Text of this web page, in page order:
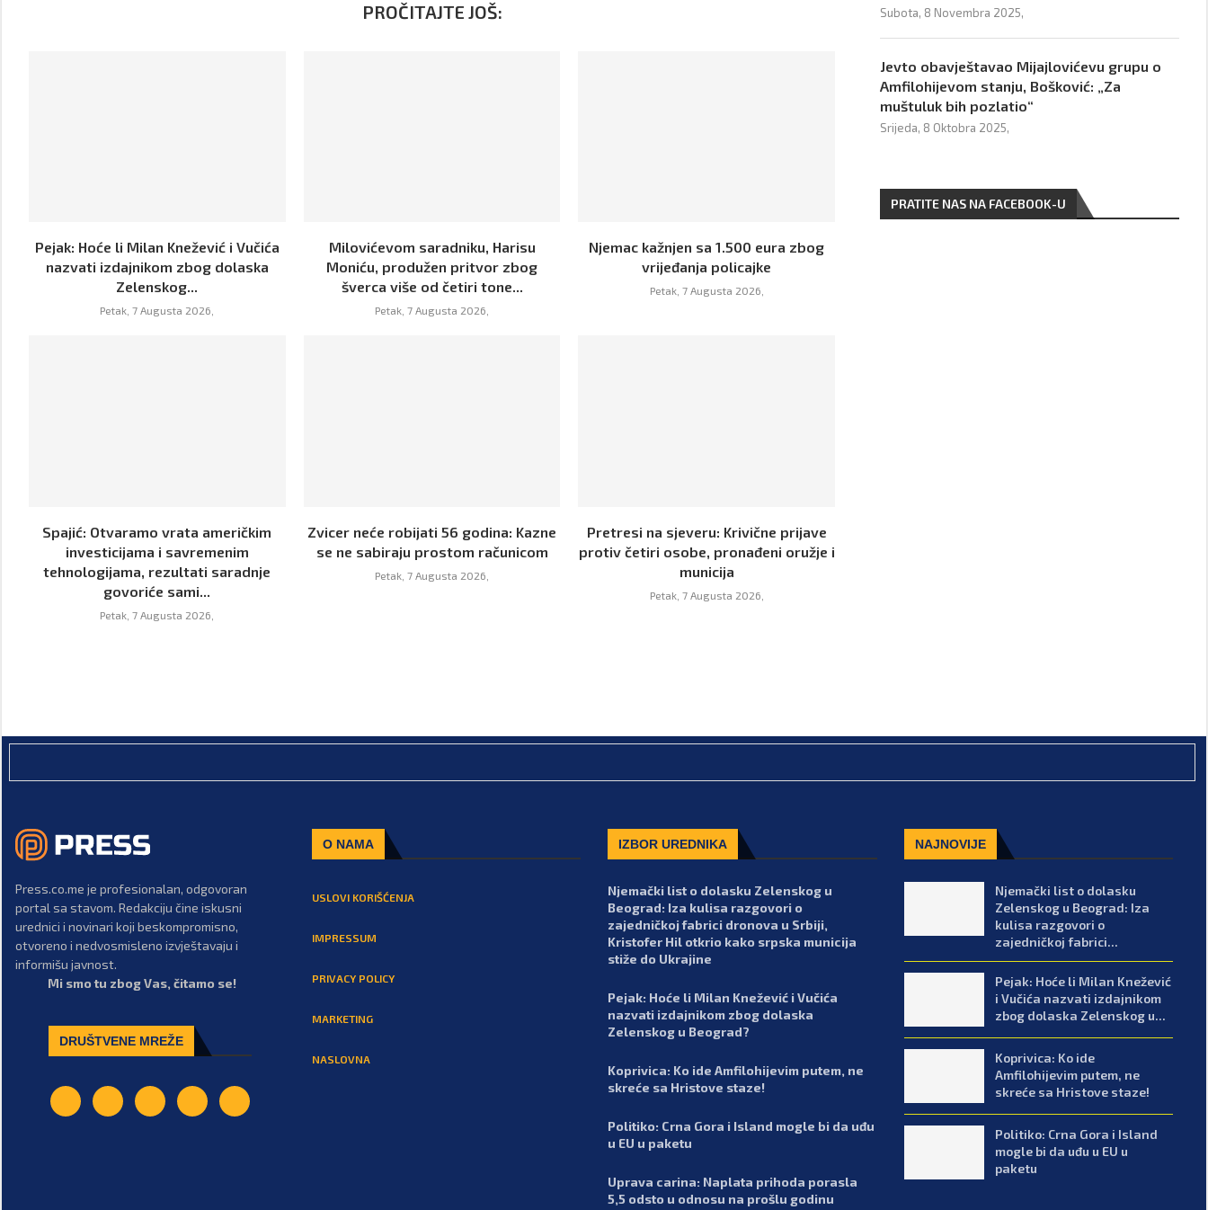
PROČITAJTE JOŠ:
Pejak: Hoće li Milan Knežević i Vučića
nazvati izdajnikom zbog dolaska
Zelenskog...
Petak, 7 Augusta 2026,
Milovićevom saradniku, Harisu
Moniću, produžen pritvor zbog
šverca više od četiri tone...
Petak, 7 Augusta 2026,
Njemac kažnjen sa 1.500 eura zbog
vrijeđanja policajke
Petak, 7 Augusta 2026,
Spajić: Otvaramo vrata američkim
investicijama i savremenim
tehnologijama, rezultati saradnje
govoriće sami...
Petak, 7 Augusta 2026,
Zvicer neće robijati 56 godina: Kazne
se ne sabiraju prostom računicom
Petak, 7 Augusta 2026,
Pretresi na sjeveru: Krivične prijave
protiv četiri osobe, pronađeni oružje i
municija
Petak, 7 Augusta 2026,
Subota, 8 Novembra 2025,
Jevto obavještavao Mijajlovićevu grupu o
Amfilohijevom stanju, Bošković: „Za
muštuluk bih pozlatio“
Srijeda, 8 Oktobra 2025,
PRATITE NAS NA FACEBOOK-U
Press.co.me je profesionalan, odgovoran
portal sa stavom. Redakciju čine iskusni
urednici i novinari koji beskompromisno,
otvoreno i nedvosmisleno izvještavaju i
informišu javnost.
Mi smo tu zbog Vas, čitamo se!
DRUŠTVENE MREŽE
O NAMA
USLOVI KORIŠĆENJA
IMPRESSUM
PRIVACY POLICY
MARKETING
NASLOVNA
IZBOR UREDNIKA
Njemački list o dolasku Zelenskog u
Beograd: Iza kulisa razgovori o
zajedničkoj fabrici dronova u Srbiji,
Kristofer Hil otkrio kako srpska municija
stiže do Ukrajine
Pejak: Hoće li Milan Knežević i Vučića
nazvati izdajnikom zbog dolaska
Zelenskog u Beograd?
Koprivica: Ko ide Amfilohijevim putem, ne
skreće sa Hristove staze!
Politiko: Crna Gora i Island mogle bi da uđu
u EU u paketu
Uprava carina: Naplata prihoda porasla
5,5 odsto u odnosu na prošlu godinu
NAJNOVIJE
Njemački list o dolasku
Zelenskog u Beograd: Iza
kulisa razgovori o
zajedničkoj fabrici...
Pejak: Hoće li Milan Knežević
i Vučića nazvati izdajnikom
zbog dolaska Zelenskog u...
Koprivica: Ko ide
Amfilohijevim putem, ne
skreće sa Hristove staze!
Politiko: Crna Gora i Island
mogle bi da uđu u EU u
paketu